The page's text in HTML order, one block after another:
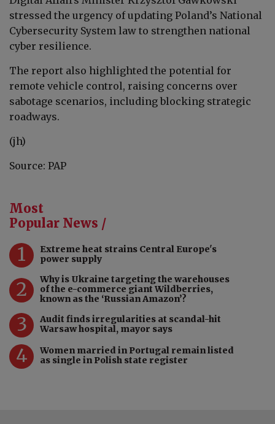
stressed the urgency of updating Poland’s National
Cybersecurity System law to strengthen national
cyber resilience.
The report also highlighted the potential for
remote vehicle control, raising concerns over
sabotage scenarios, including blocking strategic
roadways.
(jh)
Source: PAP
Most
Popular News /
1
Extreme heat strains Central Europe's
power supply
2
Why is Ukraine targeting the warehouses
of the e-commerce giant Wildberries,
known as the ‘Russian Amazon’?
3
Audit finds irregularities at scandal-hit
Warsaw hospital, mayor says
4
Women married in Portugal remain listed
as single in Polish state register